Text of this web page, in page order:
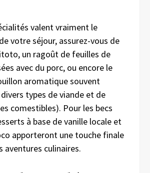
valent vraiment le
votre séjour, assurez-vous de
un ragoût de feuilles de
avec du porc, ou encore le
aromatique souvent
types de viande et de
comestibles). Pour les becs
à base de vanille locale et
apporteront une touche finale
aventures culinaires.